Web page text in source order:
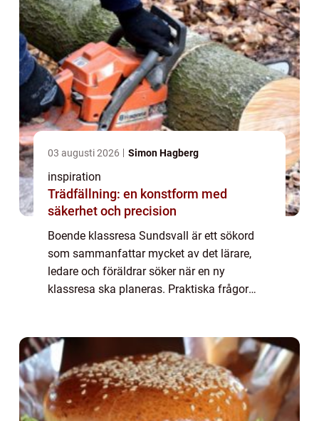
03 augusti 2026 Simon Hagberg
inspiration
Trädfällning: en konstform med
säkerhet och precision
Boende klassresa Sundsvall är ett sökord
som sammanfattar mycket av det lärare,
ledare och föräldrar söker när en ny
klassresa ska planeras. Praktiska frågor